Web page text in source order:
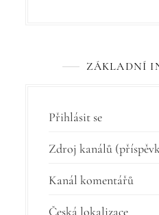
ZÁKLADNÍ
Přihlásit se
Zdroj kanálů
Kanál komentářů
Česká lokalizace